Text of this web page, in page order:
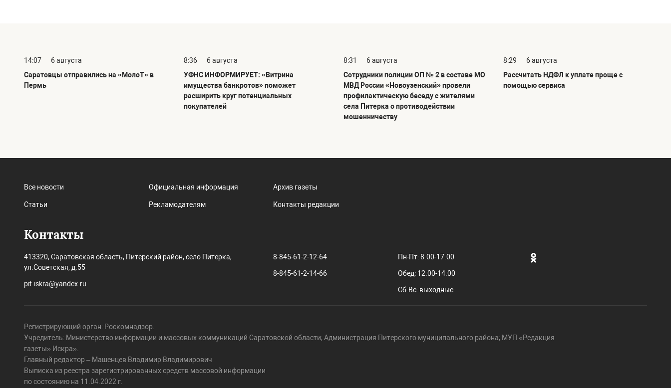
14:07
6 августа
Саратовцы отправились на «МолоТ» в
Пермь
8:36
6 августа
УФНС ИНФОРМИРУЕТ: «Витрина
имущества банкротов» поможет
расширить круг потенциальных
покупателей
8:31
6 августа
Сотрудники полиции ОП № 2 в составе МО
МВД России «Новоузенский» провели
профилактическую беседу с жителями
села Питерка о противодействии
мошенничеству
8:29
6 августа
Рассчитать НДФЛ к уплате проще с
помощью сервиса
Все новости
Статьи
Официальная информация
Рекламодателям
Архив газеты
Контакты редакции
Контакты
413320, Саратовская область, Питерский район, село Питерка,
ул.Советская, д.55
pit-iskra@yandex.ru
8-845-61-2-12-64
8-845-61-2-14-66
Пн-Пт: 8.00-17.00
Обед: 12.00-14.00
Сб-Вс: выходные
Регистрирующий орган: Роскомнадзор.
Учредитель: Министерство информации и массовых коммуникаций Саратовской области; Администрация Питерского муниципального района; МУП «Редакция
газеты» Искра».
Главный редактор – Машенцев Владимир Владимирович
Выписка из реестра зарегистрированных средств массовой информации
по состоянию на 11.04.2022 г.